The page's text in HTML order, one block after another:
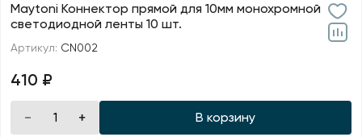
Maytoni Коннектор прямой для 10мм монохромной
светодиодной ленты 10 шт.
Артикул: CN002
410 ₽
В корзину